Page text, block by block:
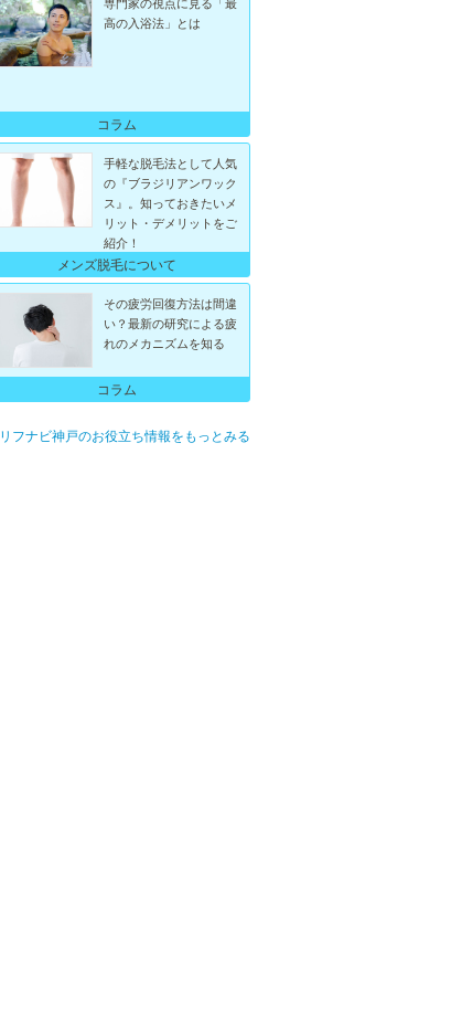
高の入浴法」とは
コラム
手軽な脱毛法として人気
の『ブラジリアンワック
ス』。知っておきたいメ
リット・デメリットをご
紹介！
メンズ脱毛について
その疲労回復方法は間違
い？最新の研究による疲
れのメカニズムを知る
コラム
リフナビ神戸のお役立ち情報をもっとみる